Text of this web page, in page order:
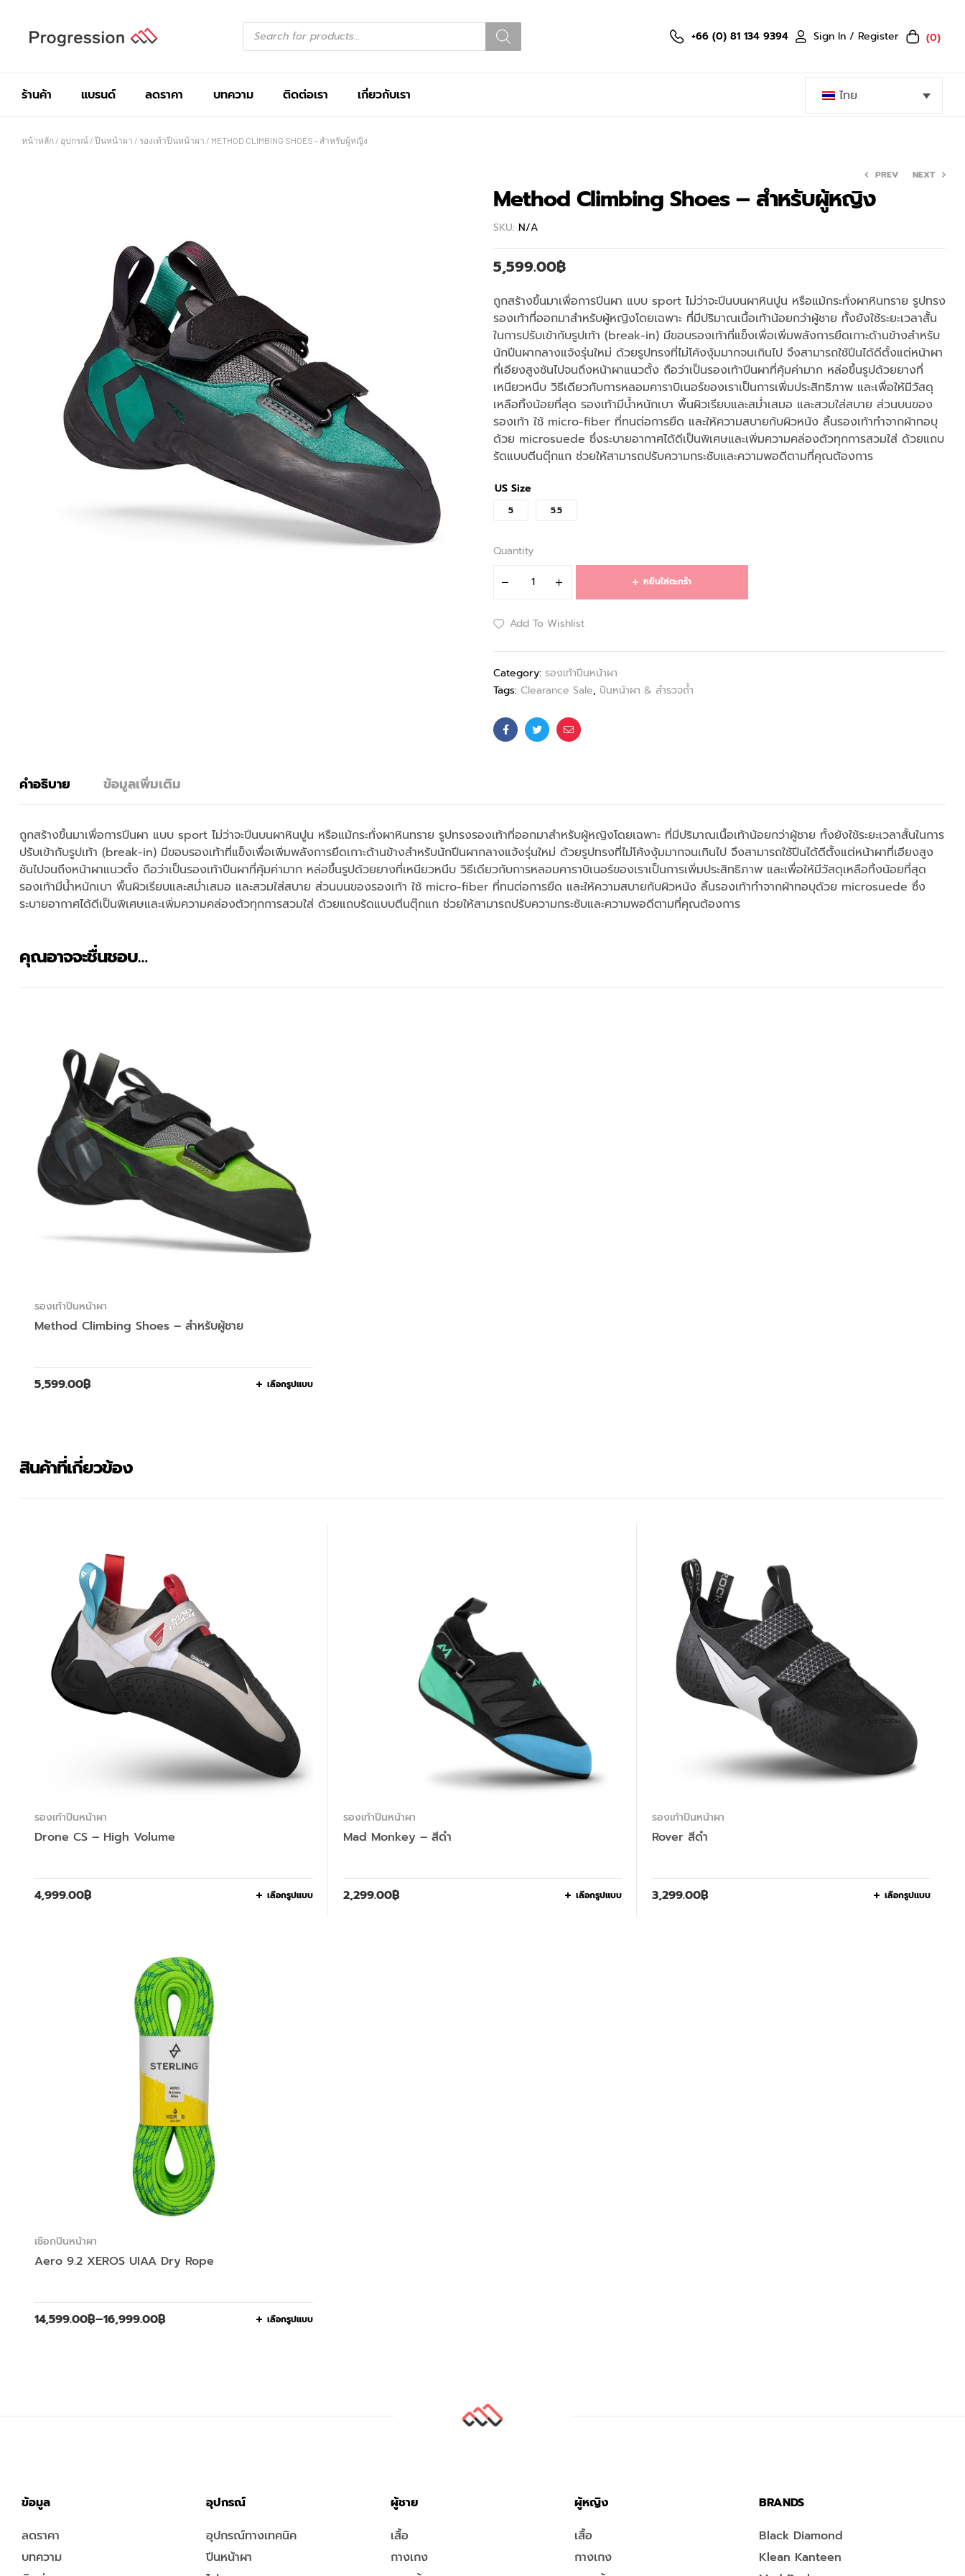
+66 (0) 81 134 9394 Sign In / Register (0)
ร้านค้า แบรนด์ ลดราคา บทความ ติดต่อเรา เกี่ยวกับเรา ไทย
หน้าหลัก / อุปกรณ์ /ปีนหน้าผา / รองเท้าปีนหน้าผา / METHOD CLIMBING SHOES – สำหรับผู้หญิง
PREV NEXT
Method Climbing Shoes – สำหรับผู้หญิง
SKU: N/A
5,599.00฿
ถูกสร้างขึ้นมาเพื่อการปีนผา แบบ sport ไม่ว่าจะปีนบนผาหินปูน หรือแม้กระทั่งผาหินทราย รูปทรง
รองเท้าที่ออกมาสำหรับผู้หญิงโดยเฉพาะ ที่มีปริมาณเนื้อเท้าน้อยกว่าผู้ชาย ทั้งยังใช้ระยะเวลาสั้น
ในการปรับเข้ากับรูปเท้า (break-in) มีขอบรองเท้าที่แข็งเพื่อเพิ่มพลังการยึดเกาะด้านข้างสำหรับ
นักปีนผากลางแจ้งรุ่นใหม่ ด้วยรูปทรงที่ไม่โค้งงุ้มมากจนเกินไป จึงสามารถใช้ปีนได้ดีตั้งแต่หน้าผา
ที่เอียงสูงชันไปจนถึงหน้าผาแนวตั้ง ถือว่าเป็นรองเท้าปีนผาที่คุ้มค่ามาก หล่อขึ้นรูปด้วยยางที่
เหนียวหนึบ วิธีเดียวกับการหลอมคาราบิเนอร์ของเราเป็นการเพิ่มประสิทธิภาพ และเพื่อให้มีวัสดุ
เหลือทิ้งน้อยที่สุด รองเท้ามีน้ำหนักเบา พื้นผิวเรียบและสม่ำเสมอ และสวมใส่สบาย ส่วนบนของ
รองเท้า ใช้ micro-fiber ที่ทนต่อการยืด และให้ความสบายกับผิวหนัง ลิ้นรองเท้าทำจากผ้าทอบุ
ด้วย microsuede ซึ่งระบายอากาศได้ดีเป็นพิเศษและเพิ่มความคล่องตัวทุกการสวมใส่ ด้วยแถบ
รัดแบบตีนตุ๊กแก ช่วยให้สามารถปรับความกระชับและความพอดีตามที่คุณต้องการ
US Size
5 5.5
Quantity
หยิบใส่ตะกร้า
Add To Wishlist
Category: รองเท้าปีนหน้าผา
Tags: Clearance Sale, ปีนหน้าผา & สำรวจถ้ำ
FacebookTwitterEmail
คำอธิบาย ข้อมูลเพิ่มเติม
ถูกสร้างขึ้นมาเพื่อการปีนผา แบบ sport ไม่ว่าจะปีนบนผาหินปูน หรือแม้กระทั่งผาหินทราย รูปทรงรองเท้าที่ออกมาสำหรับผู้หญิงโดยเฉพาะ ที่มีปริมาณเนื้อเท้าน้อยกว่าผู้ชาย ทั้งยังใช้ระยะเวลาสั้นในการ
ปรับเข้ากับรูปเท้า (break-in) มีขอบรองเท้าที่แข็งเพื่อเพิ่มพลังการยึดเกาะด้านข้างสำหรับนักปีนผากลางแจ้งรุ่นใหม่ ด้วยรูปทรงที่ไม่โค้งงุ้มมากจนเกินไป จึงสามารถใช้ปีนได้ดีตั้งแต่หน้าผาที่เอียงสูง
ชันไปจนถึงหน้าผาแนวตั้ง ถือว่าเป็นรองเท้าปีนผาที่คุ้มค่ามาก หล่อขึ้นรูปด้วยยางที่เหนียวหนึบ วิธีเดียวกับการหลอมคาราบิเนอร์ของเราเป็นการเพิ่มประสิทธิภาพ และเพื่อให้มีวัสดุเหลือทิ้งน้อยที่สุด
รองเท้ามีน้ำหนักเบา พื้นผิวเรียบและสม่ำเสมอ และสวมใส่สบาย ส่วนบนของรองเท้า ใช้ micro-fiber ที่ทนต่อการยืด และให้ความสบายกับผิวหนัง ลิ้นรองเท้าทำจากผ้าทอบุด้วย microsuede ซึ่ง
ระบายอากาศได้ดีเป็นพิเศษและเพิ่มความคล่องตัวทุกการสวมใส่ ด้วยแถบรัดแบบตีนตุ๊กแก ช่วยให้สามารถปรับความกระชับและความพอดีตามที่คุณต้องการ
คุณอาจจะชื่นชอบ…
รองเท้าปีนหน้าผา
Method Climbing Shoes – สำหรับผู้ชาย
5,599.00฿ เลือกรูปแบบ
สินค้าที่เกี่ยวข้อง
รองเท้าปีนหน้าผา
Drone CS – High Volume
4,999.00฿ เลือกรูปแบบ
รองเท้าปีนหน้าผา
Mad Monkey – สีดำ
2,299.00฿ เลือกรูปแบบ
รองเท้าปีนหน้าผา
Rover สีดำ
3,299.00฿ เลือกรูปแบบ
เชือกปีนหน้าผา
Aero 9.2 XEROS UIAA Dry Rope
14,599.00฿–16,999.00฿ เลือกรูปแบบ
ข้อมูล
ลดราคา
บทความ
อุปกรณ์
อุปกรณ์ทางเทคนิค
ปีนหน้าผา
ผู้ชาย
เสื้อ
กางเกง
ผู้หญิง
เสื้อ
กางเกง
BRANDS
Black Diamond
Klean Kanteen